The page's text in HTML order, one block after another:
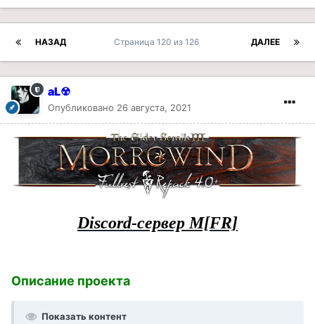
НАЗАД ДАЛЕЕ
Страница 120 из 126
aL☢
Опубликовано 26 августа, 2021
Discord-сервер M[FR]
Описание проекта
Показать контент